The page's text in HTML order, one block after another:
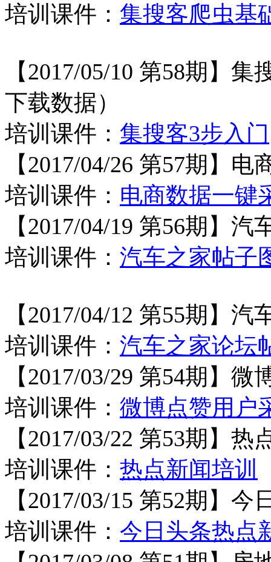
培训课件： 集搜客爬虫基
【2017/05/10 第58期】
下载数据）
培训课件： 集搜客3步入门
【2017/04/26 第57期】电
培训课件： 电商数据一键
【2017/04/19 第56期】
培训课件： 汽车之家帖子
【2017/04/12 第55期】
培训课件： 汽车之家论坛
【2017/03/29 第54期】微
培训课件： 微博点赞用户
【2017/03/22 第53期】热
培训课件： 热点新闻培训
【2017/03/15 第52期】
培训课件： 今日头条热点